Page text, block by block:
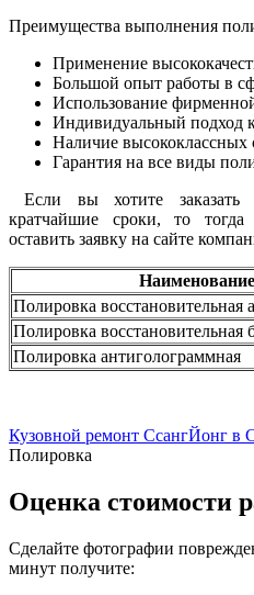
Преимущества выполнения
Применение
Большой опыт работы в
Использование
Индивидуальный подход
Наличие высококлассных
Гарантия на все виды
Если вы хотите заказать
кратчайшие сроки, то
оставить заявку на сайте
Полировка восстановительная
Полировка восстановительная
Полировка антиголограммная
Кузовной ремонт СсангЙонг в
Полировка
Оценка стоимости
Сделайте фотографии
минут получите: